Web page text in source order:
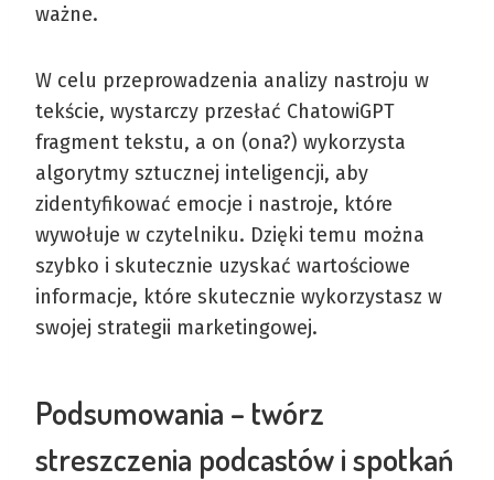
ważne.
W celu przeprowadzenia analizy nastroju w
tekście, wystarczy przesłać ChatowiGPT
fragment tekstu, a on (ona?) wykorzysta
algorytmy sztucznej inteligencji, aby
zidentyfikować emocje i nastroje, które
wywołuje w czytelniku. Dzięki temu można
szybko i skutecznie uzyskać wartościowe
informacje, które skutecznie wykorzystasz w
swojej strategii marketingowej.
Podsumowania – twórz
streszczenia podcastów i spotkań